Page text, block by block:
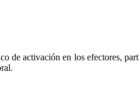
de activación en los efectores,